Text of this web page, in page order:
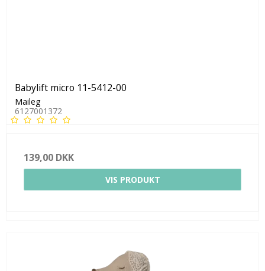
Babylift micro 11-5412-00
Maileg
6127001372
139,00 DKK
VIS PRODUKT